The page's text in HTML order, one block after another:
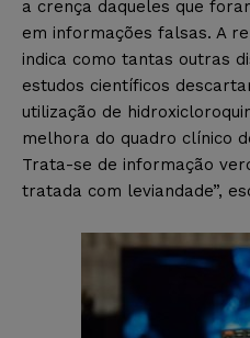
a crença daqueles que
em informações falsas. A
indica como tantas outras
estudos científicos
utilização de
melhora do quadro clínico
Trata-se de informação
tratada com leviandade”,